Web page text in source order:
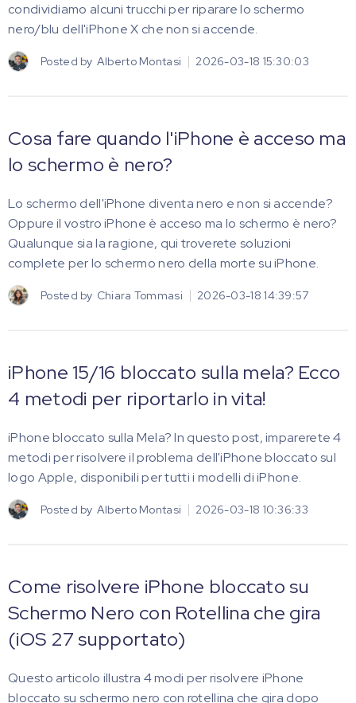
condividiamo alcuni trucchi per riparare lo schermo
nero/blu dell'iPhone X che non si accende.
Posted by Alberto Montasi 2026-03-18 15:30:03
Cosa fare quando l'iPhone è acceso ma
lo schermo è nero?
Lo schermo dell'iPhone diventa nero e non si accende?
Oppure il vostro iPhone è acceso ma lo schermo è nero?
Qualunque sia la ragione, qui troverete soluzioni
complete per lo schermo nero della morte su iPhone.
Posted by Chiara Tommasi 2026-03-18 14:39:57
iPhone 15/16 bloccato sulla mela? Ecco
4 metodi per riportarlo in vita!
iPhone bloccato sulla Mela? In questo post, imparerete 4
metodi per risolvere il problema dell'iPhone bloccato sul
logo Apple, disponibili per tutti i modelli di iPhone.
Posted by Alberto Montasi 2026-03-18 10:36:33
Come risolvere iPhone bloccato su
Schermo Nero con Rotellina che gira
(iOS 27 supportato)
Questo articolo illustra 4 modi per risolvere iPhone
bloccato su schermo nero con rotellina che gira dopo